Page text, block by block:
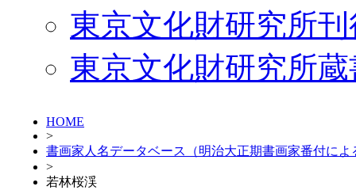
東京文化財研究所
東京文化財研究所
HOME
>
書画家人名データベース（明治大正期書画家番付によ
>
若林桜渓